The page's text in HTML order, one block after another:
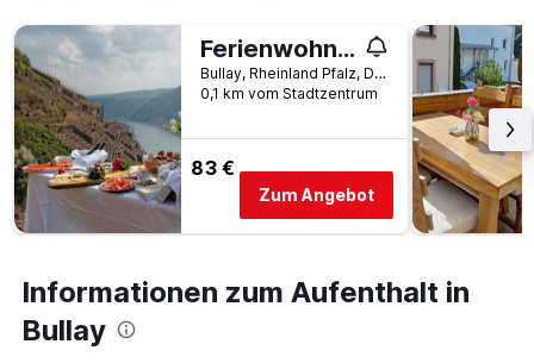
X-
Achse,
die
die
Wochentage
anzeigt.
Das
Diagramm
hat
1
Achse,
den
Ferienwohnungen Bullay
Bullay, Rheinland Pfalz, Deutschland
0,1 km vom Stadtzentrum
83 €
Zum Angebot
Informationen zum Aufenthalt in
Bullay